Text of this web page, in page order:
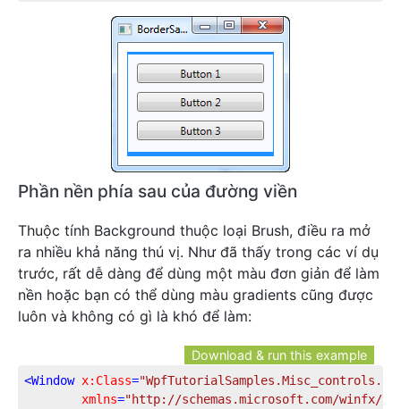
Phần nền phía sau của đường viền
Thuộc tính Background thuộc loại Brush, điều ra mở
ra nhiều khả năng thú vị. Như đã thấy trong các ví dụ
trước, rất dễ dàng để dùng một màu đơn giản để làm
nền hoặc bạn có thể dùng màu gradients cũng được
luôn và không có gì là khó để làm:
Download & run this example
<Window x:Class=
xmlns="http://schemas.microsoft.com/winfx/